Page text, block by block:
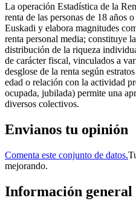
La operación Estadística de la
renta de las personas de 18 años
Euskadi y elabora magnitudes
renta personal media; constituye
distribución de la riqueza
de carácter fiscal, vinculados a
desglose de la renta según
edad o relación con la actividad
ocupada, jubilada) permite una
diversos colectivos.
Envianos tu opinión
Comenta este conjunto de datos.
mejorando.
Información general